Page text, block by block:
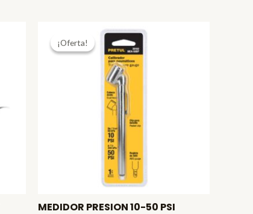
¡Oferta!
¡Oferta!
MEDIDOR PRESION 10-50 PSI